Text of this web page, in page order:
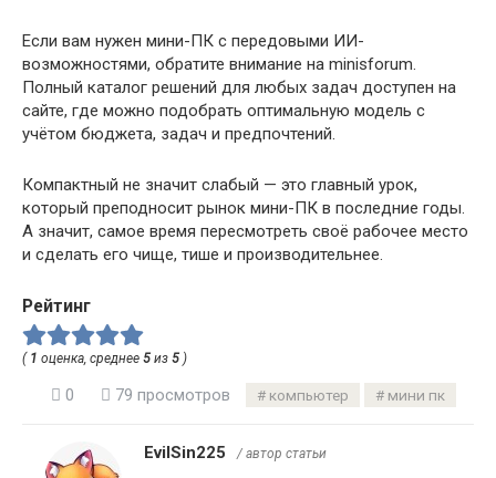
Если вам нужен мини-ПК с передовыми ИИ-
возможностями, обратите внимание на minisforum.
Полный каталог решений для любых задач доступен на
сайте, где можно подобрать оптимальную модель с
учётом бюджета, задач и предпочтений.
Компактный не значит слабый — это главный урок,
который преподносит рынок мини-ПК в последние годы.
А значит, самое время пересмотреть своё рабочее место
и сделать его чище, тише и производительнее.
Рейтинг
( 1 оценка, среднее 5 из 5 )
0 79 просмотров компьютер мини пк
EvilSin225 / автор статьи